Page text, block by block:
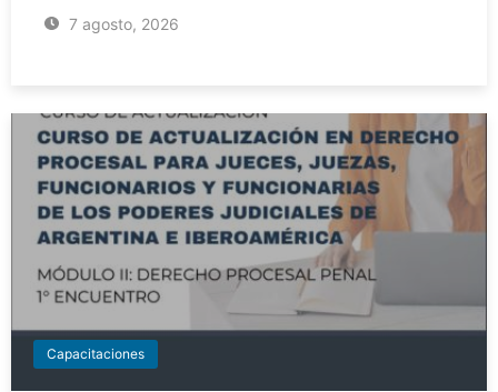
7 agosto, 2026
Capacitaciones